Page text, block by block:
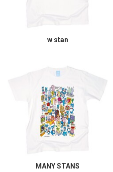
w stan
MANY STANS